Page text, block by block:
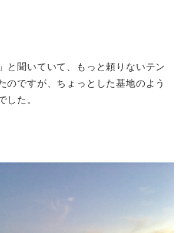
と聞いていて、もっと頼りないテン
のですが、ちょっとした基地のよう
した。